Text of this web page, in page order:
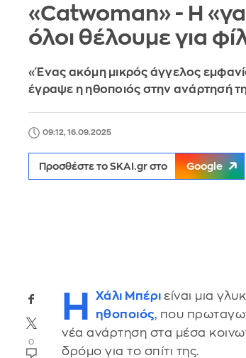
«Catwoman» - Η
όλοι θέλουμε για
«Ένας ακόμη μικρός άγγελος
έγραψε η ηθοποιός στην ανάρτησή
09:12, 16.09.2025
Προσθέστε το SKAI.gr στο Google
0
Η Χάλι Μπέρι είναι μια
ηθοποιός, που
νέα ανάρτηση στα μέσα
δρόμο για το σπίτι της.